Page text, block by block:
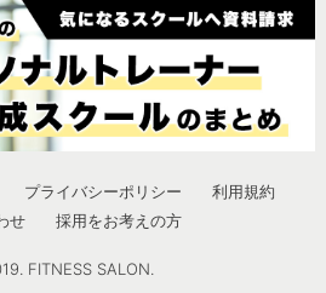
プライバシーポリシー
利用規約
せ 採用をお考えの方
FITNESS SALON.